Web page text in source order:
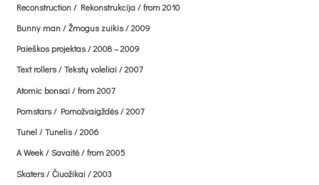
Basket: objects / Krepšinis: objektai / from 2003
Horizontal mobility / Horizontalus mobilumas / 2002
Invisible camera / Nematoma kamera / from 2002
Light therapy / Šviesos terapija / 2001-2006
Reconstruction / Rekonstrukcija / from 2010
Bunny man / Žmogus zuikis / 2009
Paieškos projektas / 2008 – 2009
Text rollers / Tekstų voleliai / 2007
Atomic bonsai / from 2007
Pornstars / Pornožvaigždės / 2007
Tunel / Tunelis / 2006
A Week / Savaitė / from 2005
Skaters / Čiuožikai / 2003